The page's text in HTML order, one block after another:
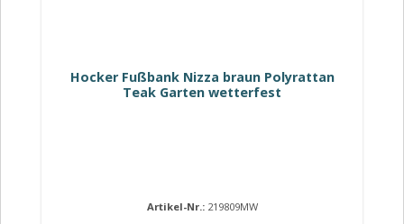
Hocker Fußbank Nizza braun Polyrattan
Teak Garten wetterfest
Artikel-Nr.: 219809MW